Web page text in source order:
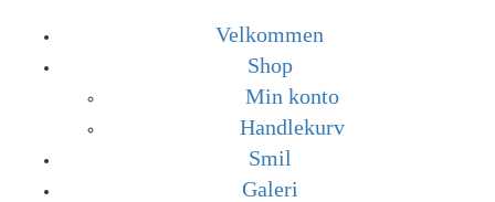
Velkommen
Shop
Min konto
Handlekurv
Smil
Galeri